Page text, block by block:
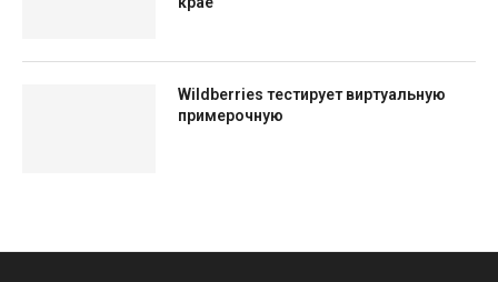
Wildberries тестирует виртуальную
примерочную